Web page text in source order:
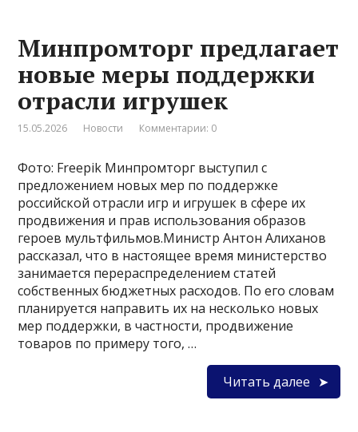
Минпромторг предлагает
новые меры поддержки
отрасли игрушек
15.05.2026 Новости Комментарии: 0
Фото: Freepik Минпромторг выступил с
предложением новых мер по поддержке
российской отрасли игр и игрушек в сфере их
продвижения и прав использования образов
героев мультфильмов.Министр Антон Алиханов
рассказал, что в настоящее время министерство
занимается перераспределением статей
собственных бюджетных расходов. По его словам
планируется направить их на несколько новых
мер поддержки, в частности, продвижение
товаров по примеру того, …
Читать далее